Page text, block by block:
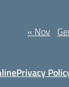
« Nov
Privacy